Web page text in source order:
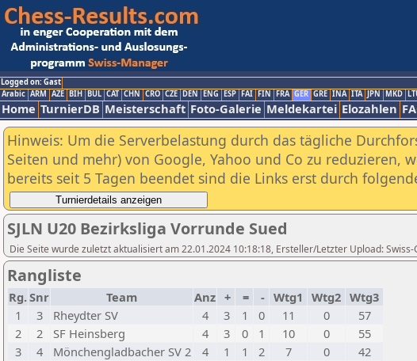
Logged on: Gast
Arabic ARM AZE BIH BUL CAT CHN CRO CZE DEN ENG ESP FAI FIN FRA GER GRE INA ITA JPN MKD
Home TurnierDB Meisterschaft Foto-Galerie Meldekartei Elozahlen
Hinweis: Um die Serverbelastung durch das tägliche
Seiten und mehr) von Google, Yahoo und Co zu reduzieren,
bereits seit 5 Tagen beendet sind die Links erst durch
SJLN U20 Bezirksliga Vorrunde Sued
Die Seite wurde zuletzt aktualisiert am 22.01.2024 10:18:18, Ersteller/Letzter Upload: Swiss-
Rangliste
Rg.Snr Team Anz + = - Wtg1 Wtg2 Wtg3
1
3 Rheydter SV 4 3 1 0 11 0
57
2
2 SF Heinsberg 4 3 0 1 10 0
55
3
4 Mönchengladbacher SV 2 4 1 1 2 7 0
42